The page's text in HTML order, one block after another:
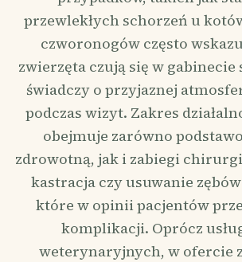
przewlekłych schorzeń u
czworonogów często
zwierzęta czują się w gabinecie
świadczy o przyjaznej
podczas wizyt. Zakres
obejmuje zarówno
zdrowotną, jak i zabiegi
kastracja czy usuwanie
które w opinii pacjentów
komplikacji. Oprócz
weterynaryjnych, w ofercie